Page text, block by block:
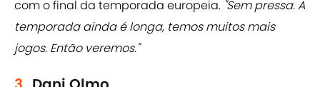
com o final da temporada europeia. "Sem pressa. A
temporada ainda é longa, temos muitos mais
jogos. Então veremos."